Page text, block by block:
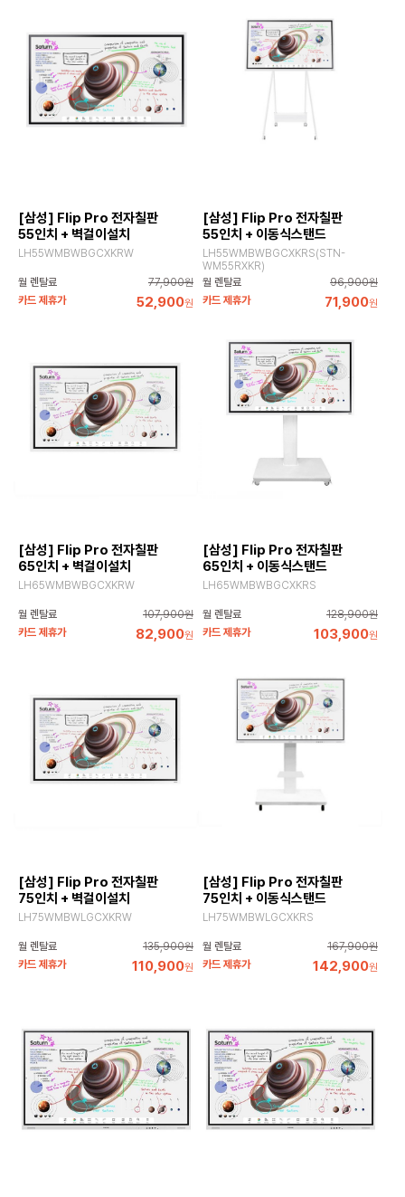
[삼성] Flip Pro 전자칠판
55인치 + 벽걸이설치
LH55WMBWBGCXKRW
월 렌탈료
77,900원
카드 제휴가
52,900원
[삼성] Flip Pro 전자칠판
55인치 + 이동식스탠드
LH55WMBWBGCXKRS(STN-
WM55RXKR)
월 렌탈료
96,900원
카드 제휴가
71,900원
[삼성] Flip Pro 전자칠판
65인치 + 벽걸이설치
LH65WMBWBGCXKRW
월 렌탈료
107,900원
카드 제휴가
82,900원
[삼성] Flip Pro 전자칠판
65인치 + 이동식스탠드
LH65WMBWBGCXKRS
월 렌탈료
128,900원
카드 제휴가
103,900원
[삼성] Flip Pro 전자칠판
75인치 + 벽걸이설치
LH75WMBWLGCXKRW
월 렌탈료
135,900원
카드 제휴가
110,900원
[삼성] Flip Pro 전자칠판
75인치 + 이동식스탠드
LH75WMBWLGCXKRS
월 렌탈료
167,900원
카드 제휴가
142,900원